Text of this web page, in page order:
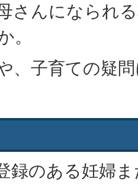
さんになられ
。
、子育ての疑
録のある妊婦